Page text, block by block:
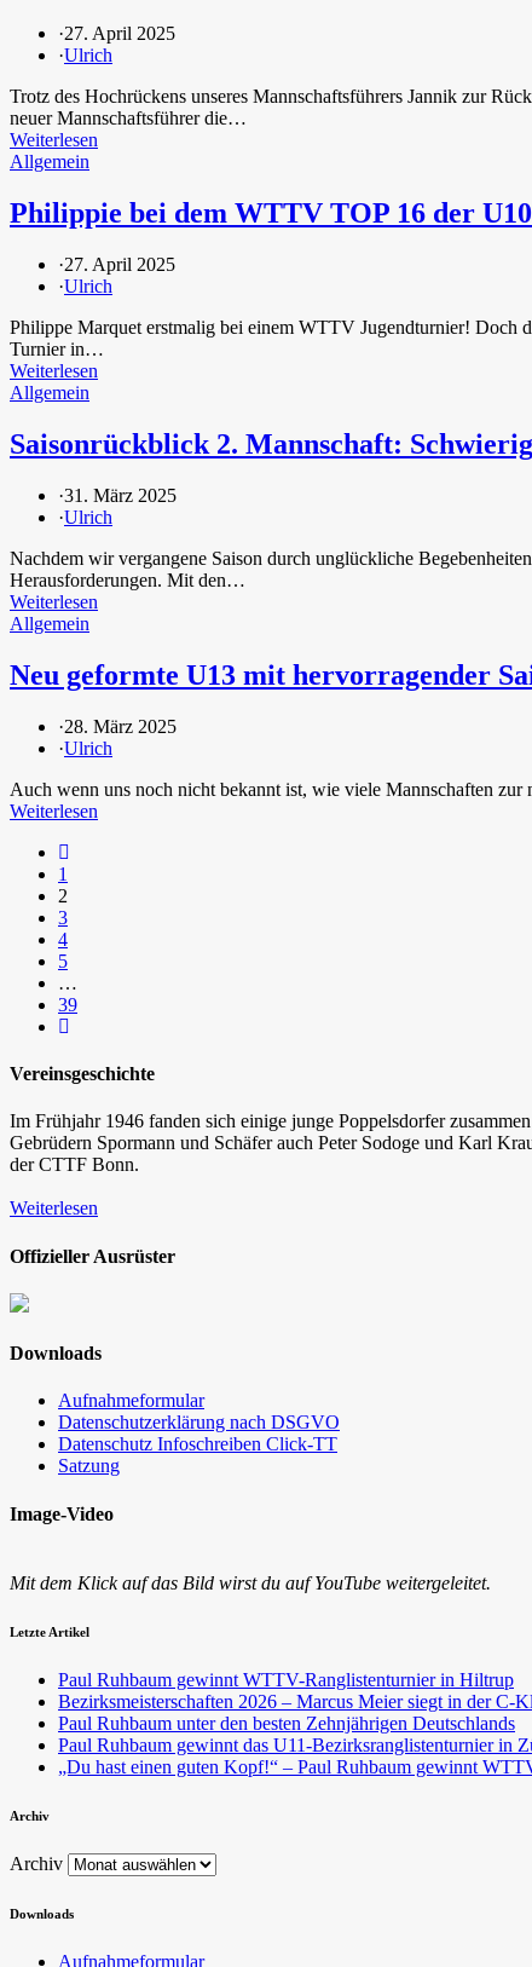
·27. April 2025
·Ulrich
Trotz des Hochrückens unseres Mannschaftsführers Jannik zur
neuer Mannschaftsführer die…
Weiterlesen
Allgemein
Philippie bei dem WTTV TOP 16 der
·27. April 2025
·Ulrich
Philippe Marquet erstmalig bei einem WTTV Jugendturnier! Doch
Turnier in…
Weiterlesen
Allgemein
Saisonrückblick 2. Mannschaft:
·31. März 2025
·Ulrich
Nachdem wir vergangene Saison durch unglückliche
Herausforderungen. Mit den…
Weiterlesen
Allgemein
Neu geformte U13 mit hervorragender
·28. März 2025
·Ulrich
Auch wenn uns noch nicht bekannt ist, wie viele Mannschaften
Weiterlesen
1
2
3
4
5
…
39
Vereinsgeschichte
Im Frühjahr 1946 fanden sich einige junge Poppelsdorfer
Gebrüdern Spormann und Schäfer auch Peter Sodoge und Karl
der CTTF Bonn.
Weiterlesen
Offizieller Ausrüster
Downloads
Aufnahmeformular
Datenschutzerklärung nach DSGVO
Datenschutz Infoschreiben Click-TT
Satzung
Image-Video
Mit dem Klick auf das Bild wirst du auf YouTube weitergeleitet.
Letzte Artikel
Paul Ruhbaum gewinnt WTTV-Ranglistenturnier in Hiltrup
Bezirksmeisterschaften 2026 – Marcus Meier siegt in der C-
Paul Ruhbaum unter den besten Zehnjährigen Deutschlands
Paul Ruhbaum gewinnt das U11-Bezirksranglistenturnier in
„Du hast einen guten Kopf!“ – Paul Ruhbaum gewinnt
Archiv
Archiv
Downloads
Aufnahmeformular